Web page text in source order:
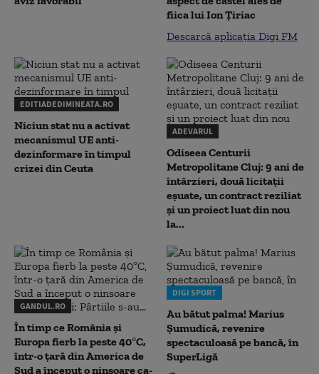
fiica lui Ion Țiriac
Descarcă aplicația Digi FM
EDITIADEDIMINEATA.RO
Niciun stat nu a activat
mecanismul UE anti-
dezinformare în timpul
crizei din Ceuta
ADEVARUL
Odiseea Centurii
Metropolitane Cluj: 9 ani de
întârzieri, două licitații
eșuate, un contract reziliat
și un proiect luat din nou
la...
GANDUL.RO
În timp ce România și
Europa fierb la peste 40°C,
într-o țară din America de
Sud a început o ninsoare ca-
DIGI SPORT
Au bătut palma! Marius
Șumudică, revenire
spectaculoasă pe bancă, în
SuperLigă